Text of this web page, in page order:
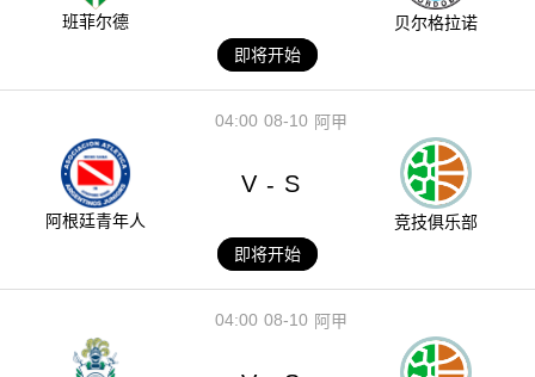
班菲尔德
贝尔格拉诺
即将开始
08-10
04:00 阿甲
阿根廷青年人
V - S
竞技俱乐部
即将开始
08-10
04:00 阿甲